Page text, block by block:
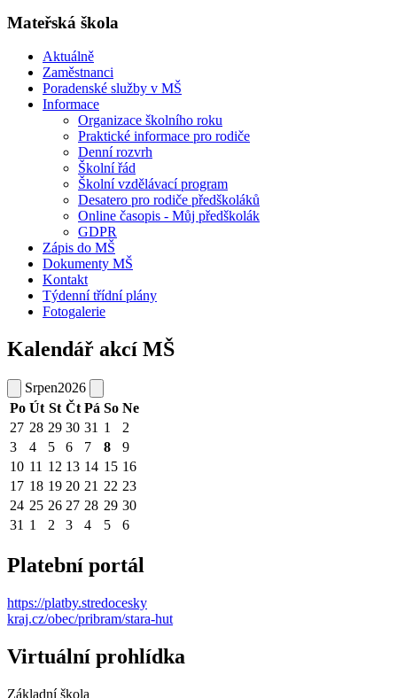
Mateřská škola
Aktuálně
Zaměstnanci
Poradenské služby v MŠ
Informace
Organizace školního roku
Praktické informace pro rodiče
Denní rozvrh
Školní řád
Školní vzdělávací program
Desatero pro rodiče předškoláků
Online časopis - Můj předškolák
GDPR
Zápis do MŠ
Dokumenty MŠ
Kontakt
Týdenní třídní plány
Fotogalerie
Kalendář akcí MŠ
Srpen2026
Po Út St Čt Pá So Ne
27 28 29 30 31 1
2
3
4 5 6 7 8
9
10 11 12 13 14 15 16
17 18 19 20 21 22 23
24 25 26 27 28 29 30
31 1 2 3 4 5 6
Platební portál
https://platby.stredocesky
kraj.cz/obec/pribram/stara-hut
Virtuální prohlídka
Základní škola